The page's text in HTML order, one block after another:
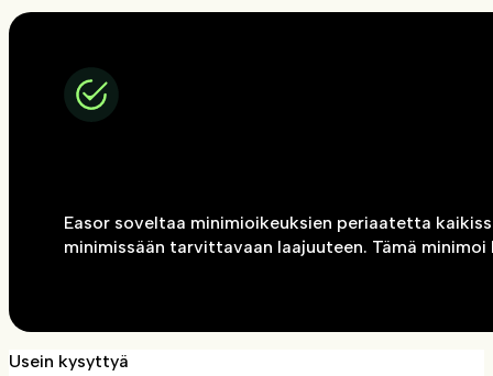
Easor soveltaa minimioikeuksien periaatetta
minimissään tarvittavaan laajuuteen. Tämä
Usein kysyttyä